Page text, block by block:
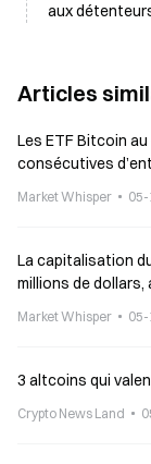
aux
Articles
Les ETF Bitcoin
consécutives
Market Whisper
La capitalisation
millions de
Market Whisper
3 altcoins qui
Crypto News Land